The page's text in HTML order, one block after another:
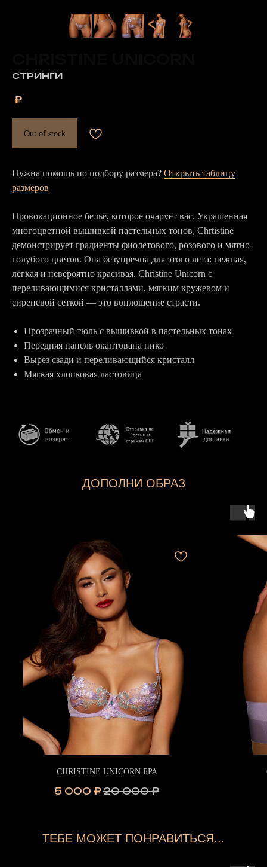
СТРИНГИ
₽
Out of stock
Нужна помощь по подбору размера? Открыть таблицу
размеров
Провокационное белье, которое очарует вас. Украшенная
многоцветной вышивкой пастельных тонов, Chrtistine
демонстрирует градиенты фиолетового, розового и мятно-
голубого цветов. Она безупречна для этого лета: нежная,
лёгкая и невероятно красивая. Christine Unicorn с
переливающимися кристаллами, мягким кружевом и
сиреневой сеткой — это воплощение страсти.
Прозрачный тюль с вышивкой в пастельных тонах
Передняя панель окантована пико
Вырез сзади и переливающийся кристалл
Мягкая хлопковая ластовица
ДОПОЛНИ ОБРАЗ
CHRISTINE UNICORN БРА
5 000 ₽20 000 ₽
ТЕБЕ МОЖЕТ ПОНРАВИТЬСЯ...